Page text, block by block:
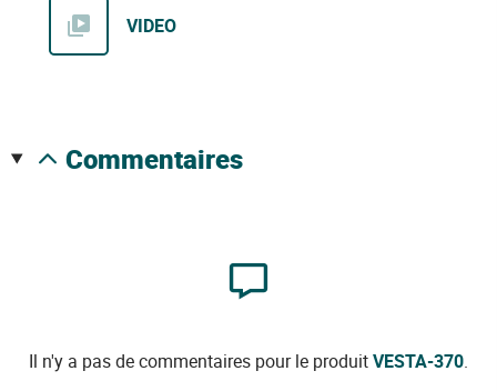
VIDEO
commentaires
Il n'y a pas de commentaires pour le produitVESTA-370.